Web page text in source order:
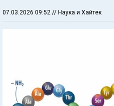
07.03.2026 09:52 // Наука и Хайтек